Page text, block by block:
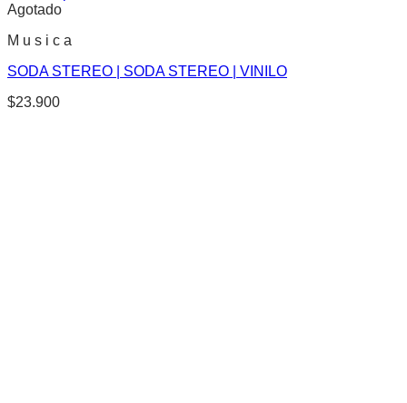
Agotado
M u s i c a
SODA STEREO | SODA STEREO | VINILO
$23.900